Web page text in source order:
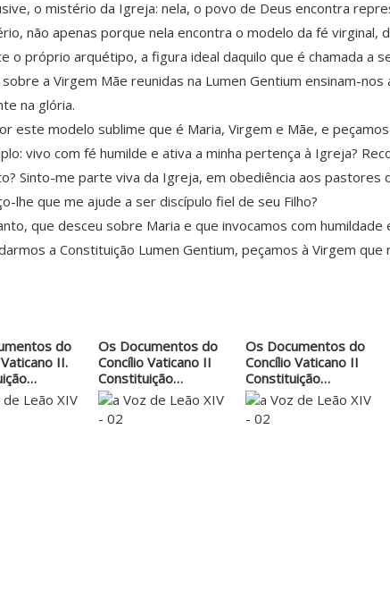
o mistério da Igreja: nela, o povo de Deus encontra
não apenas porque nela encontra o modelo da fé virginal,
o próprio arquétipo, a figura ideal daquilo que é chamada a
a Virgem Mãe reunidas na Lumen Gentium ensinam-
na glória.
este modelo sublime que é Maria, Virgem e Mãe, e
vivo com fé humilde e ativa a minha pertença à Igreja?
Sinto-me parte viva da Igreja, em obediência aos
lhe que me ajude a ser discípulo fiel de seu Filho?
que desceu sobre Maria e que invocamos com
a Constituição Lumen Gentium, peçamos à Virgem
do
II.
Os Documentos do
Concílio Vaticano II
Constituição…
Os Documentos do
Concílio Vaticano II
Constituição…